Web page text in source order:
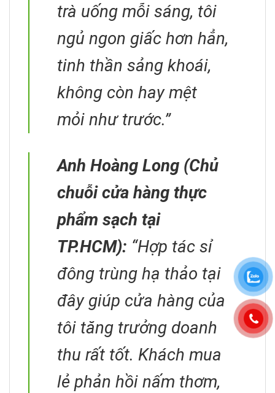
trà uống mỗi sáng, tôi
ngủ ngon giấc hơn hẳn,
tinh thần sảng khoái,
không còn hay mệt
mỏi như trước.”
Anh Hoàng Long (Chủ
chuỗi cửa hàng thực
phẩm sạch tại
TP.HCM): “Hợp tác sỉ
đông trùng hạ thảo tại
đây giúp cửa hàng của
tôi tăng trưởng doanh
thu rất tốt. Khách mua
lẻ phản hồi nấm thơm,